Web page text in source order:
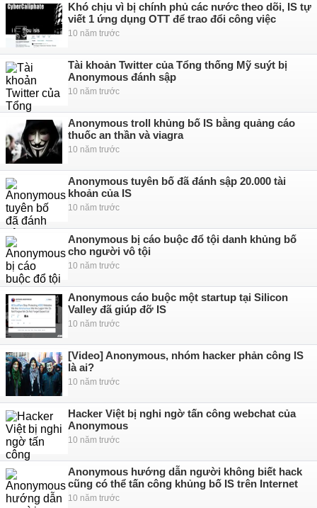
Khó chịu vì bị chính phủ các nước theo dõi, IS tự
viết 1 ứng dụng OTT để trao đổi công việc
10 năm trước
Tài khoản Twitter của Tổng thống Mỹ suýt bị
Anonymous đánh sập
10 năm trước
Anonymous troll khủng bố IS bằng quảng cáo
thuốc an thần và viagra
10 năm trước
Anonymous tuyên bố đã đánh sập 20.000 tài
khoản của IS
10 năm trước
Anonymous bị cáo buộc đổ tội danh khủng bố
cho người vô tội
10 năm trước
Anonymous cáo buộc một startup tại Silicon
Valley đã giúp đỡ IS
10 năm trước
[Video] Anonymous, nhóm hacker phản công IS
là ai?
10 năm trước
Hacker Việt bị nghi ngờ tấn công webchat của
Anonymous
10 năm trước
Anonymous hướng dẫn người không biết hack
cũng có thể tấn công khủng bố IS trên Internet
10 năm trước